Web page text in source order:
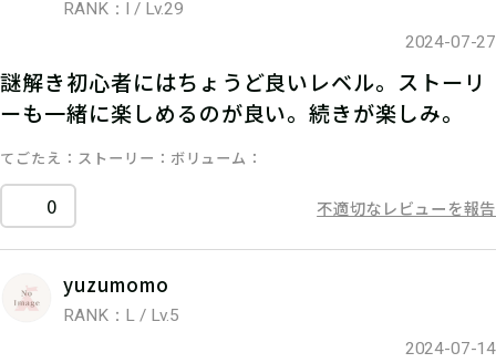
RANK：I / Lv.29
2024-07-27
謎解き初心者にはちょうど良いレベル。ストーリ
ーも一緒に楽しめるのが良い。続きが楽しみ。
てごたえ ストーリー ボリューム
0 不適切なレビューを報告
yuzumomo
RANK：L / Lv.5
2024-07-14